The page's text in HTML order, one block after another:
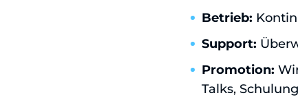
Betrieb:
Support:
Promotion:
Talks,